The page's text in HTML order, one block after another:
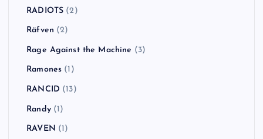
RADIOTS (2)
Räfven (2)
Rage Against the Machine (3)
Ramones (1)
RANCID (13)
Randy(1)
RAVEN (1)